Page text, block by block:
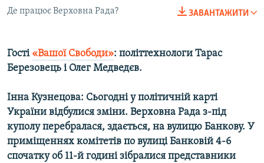
РУС
КТАТ
ДОЛУЧАЙСЯ!
ЗАВАНТАЖИТИ
​Де працює Верховна Рада?
Гості «Вашої Свободи»: політтехнологи Тарас
Березовець і Олег Медведєв.
Інна Кузнецова: Сьогодні у політичній карті
України відбулися зміни. Верховна Рада з-під
куполу перебралася, здається, на вулицю Банкову. У
приміщеннях комітетів по вулиці Банковій 4-6
спочатку об 11-й годині зібралися представники